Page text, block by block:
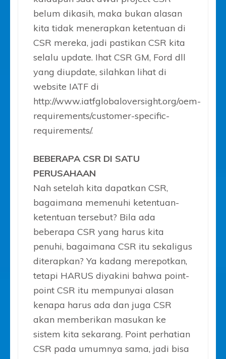
belum dikasih, maka bukan alasan
kita tidak menerapkan ketentuan di
CSR mereka, jadi pastikan CSR kita
selalu update. Ihat CSR GM, Ford dll
yang diupdate, silahkan lihat di
website IATF di
http://www.iatfglobaloversight.org/oem-
requirements/customer-specific-
requirements/.
BEBERAPA CSR DI SATU
PERUSAHAAN
Nah setelah kita dapatkan CSR,
bagaimana memenuhi ketentuan-
ketentuan tersebut? Bila ada
beberapa CSR yang harus kita
penuhi, bagaimana CSR itu sekaligus
diterapkan? Ya kadang merepotkan,
tetapi HARUS diyakini bahwa point-
point CSR itu mempunyai alasan
kenapa harus ada dan juga CSR
akan memberikan masukan ke
sistem kita sekarang. Point perhatian
CSR pada umumnya sama, jadi bisa